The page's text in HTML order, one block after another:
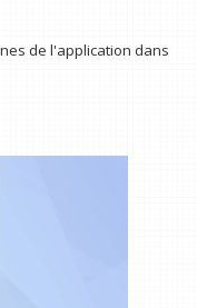
de l'application dans